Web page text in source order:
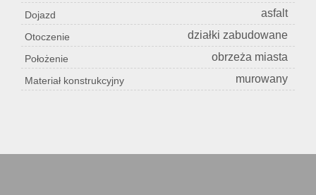
Dojazd asfalt
Otoczenie działki zabudowane
Położenie obrzeża miasta
Materiał konstrukcyjny murowany